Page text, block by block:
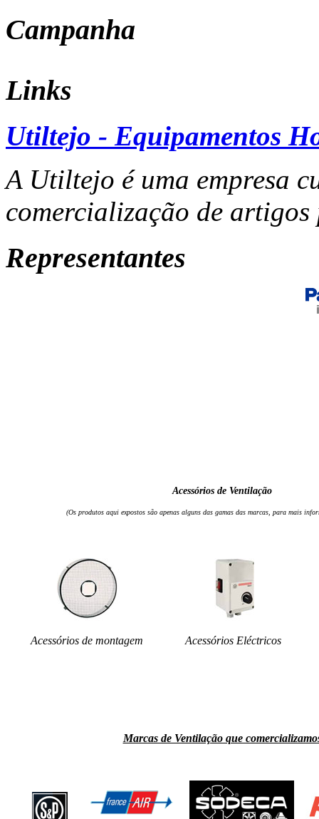
Campanha
Links
Utiltejo - Equipamentos
A Utiltejo é uma empresa
comercialização de
Representantes
Acessórios de Ventilação
(Os produtos aqui expostos são apenas alguns das gamas das marcas, para mais
Acessórios de montagem Acessórios Eléctricos
Marcas de Ventilação que